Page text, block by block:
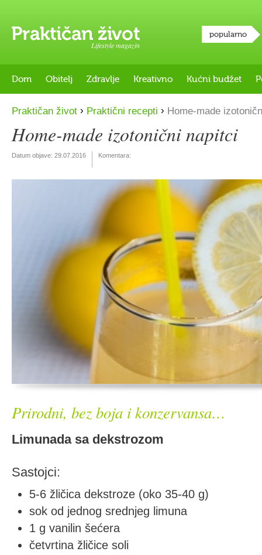
Lifestyle magazin
popularno
Dom Obitelj Zdravlje Kreativno Kućni budžet
Praktičan život › Praktični recepti › Home-made
Home-made izotonični napitci
Datum objave: 29.07.2016 Komentara:
Prirodni, bez boja i konzervansa…
Limunada sa dekstrozom
Sastojci:
5-6 žličica dekstroze (oko 35-40 g)
sok od jednog srednjeg limuna
1 g vanilin šećera
četvrtina žličice soli